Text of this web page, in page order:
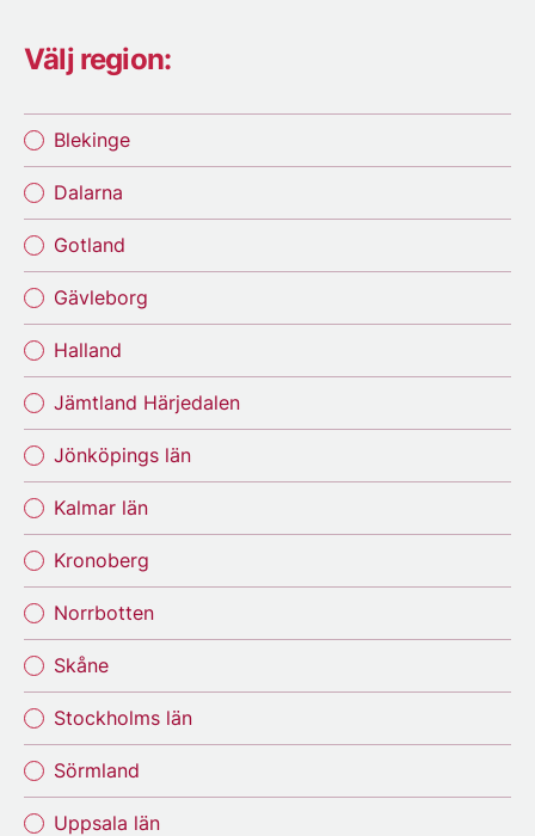
Välj region:
Blekinge
Dalarna
Gotland
Gävleborg
Halland
Jämtland Härjedalen
Jönköpings län
Kalmar län
Kronoberg
Norrbotten
Skåne
Stockholms län
Sörmland
Uppsala län